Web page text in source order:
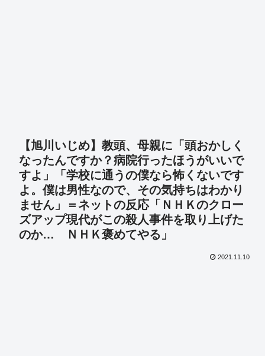
【旭川いじめ】教頭、母親に「頭おかしく
なったんですか？病院行ったほうがいいで
すよ」「学校に通うの僕なら怖くないです
よ。僕は男性なので、その気持ちはわかり
ません」＝ネットの反応「ＮＨＫのクロー
ズアップ現代がこの殺人事件を取り上げた
のか… ＮＨＫ褒めてやる」
2021.11.10